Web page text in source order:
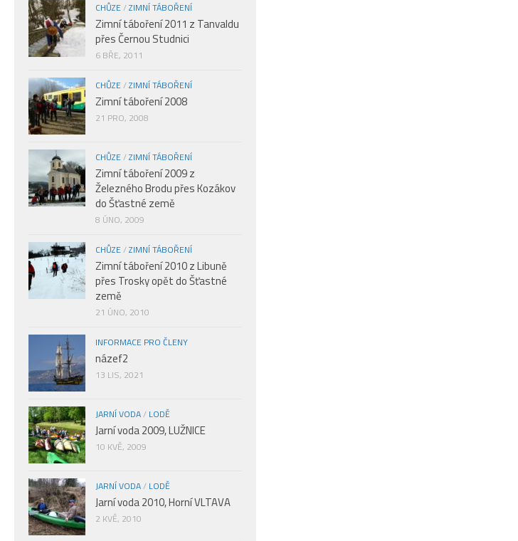
CHŮZE/ZIMNÍ TÁBOŘENÍ
Zimní táboření 2011 z Tanvaldu
přes Černou Studnici
6 BŘE, 2011
CHŮZE/ZIMNÍ TÁBOŘENÍ
Zimní táboření 2008
21 PRO, 2008
CHŮZE/ZIMNÍ TÁBOŘENÍ
Zimní táboření 2009 z
Železného Brodu přes Kozákov
do Šťastné země
8 ÚNO, 2009
CHŮZE/ZIMNÍ TÁBOŘENÍ
Zimní táboření 2010 z Libuně
přes Trosky opět do Šťastné
země
21 ÚNO, 2010
INFORMACE PRO ČLENY
názef2
13 LIS, 2021
JARNÍ VODA/ LODĚ
Jarní voda 2009, LUŽNICE
10 KVĚ, 2009
JARNÍ VODA/ LODĚ
Jarní voda 2010, Horní VLTAVA
2 KVĚ, 2010